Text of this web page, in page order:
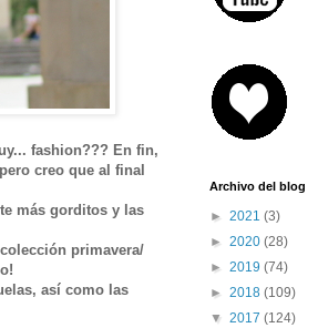
fashion??? En fin,
creo que al final
más gorditos y las
primavera/
así como las
Archivo del blog
► 2021 (3)
► 2020 (28)
► 2019 (74)
► 2018 (109)
▼ 2017 (124)